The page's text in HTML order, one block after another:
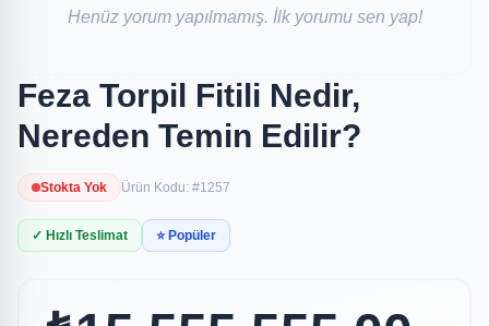
Henüz yorum yapılmamış. İlk yorumu sen yap!
Feza Torpil Fitili Nedir,
Nereden Temin Edilir?
Stokta Yok Ürün Kodu: #1257
✓ Hızlı Teslimat ⭐ Popüler